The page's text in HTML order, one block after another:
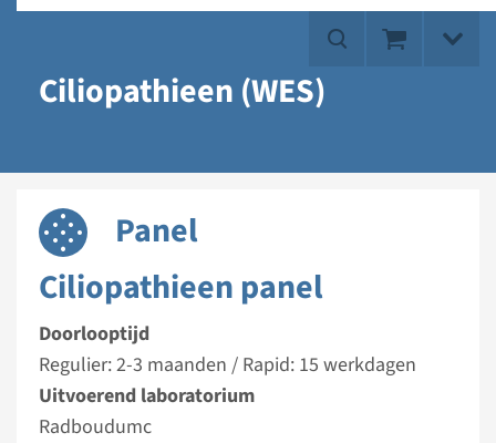
Ciliopathieen (WES)
Panel
Ciliopathieen panel
Doorlooptijd
Regulier: 2-3 maanden / Rapid: 15 werkdagen
Uitvoerend laboratorium
Radboudumc